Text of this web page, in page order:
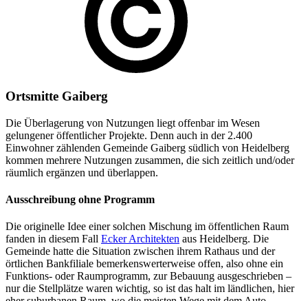
Ortsmitte Gaiberg
Die Überlagerung von Nutzungen liegt offenbar im Wesen
gelungener öffentlicher Projekte. Denn auch in der 2.400
Einwohner zählenden Gemeinde Gaiberg südlich von Heidelberg
kommen mehrere Nutzungen zusammen, die sich zeitlich und/oder
räumlich ergänzen und überlappen.
Ausschreibung ohne Programm
Die originelle Idee einer solchen Mischung im öffentlichen Raum
fanden in diesem Fall Ecker Architekten aus Heidelberg. Die
Gemeinde hatte die Situation zwischen ihrem Rathaus und der
örtlichen Bankfiliale bemerkenswerterweise offen, also ohne ein
Funktions- oder Raumprogramm, zur Bebauung ausgeschrieben –
nur die Stellplätze waren wichtig, so ist das halt im ländlichen, hier